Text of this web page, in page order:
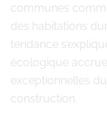
communes
des habitations
tendance
écologique
exceptionnelles
construction.